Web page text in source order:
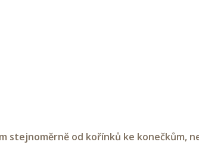
stejnoměrně od kořínků ke konečkům,